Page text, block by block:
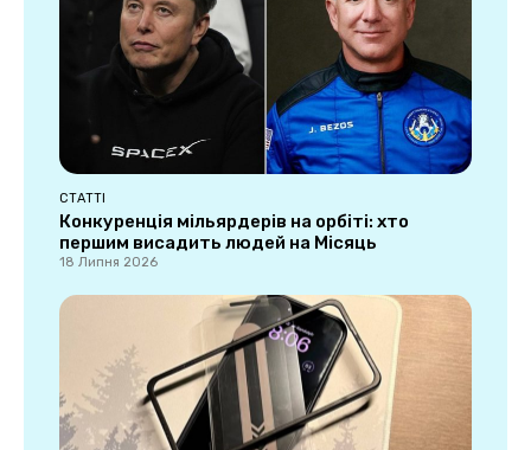
СТАТТІ
Конкуренція мільярдерів на орбіті: хто
першим висадить людей на Місяць
18 Липня 2026